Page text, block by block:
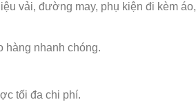
vải, đường may, phụ kiện đi kèm áo,
hàng nhanh chóng.
tối đa chi phí.